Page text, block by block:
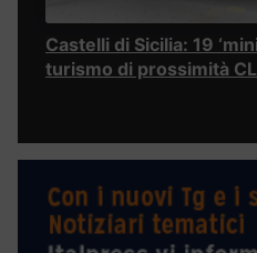
Castelli di Sicilia: 19
turismo di prossimità